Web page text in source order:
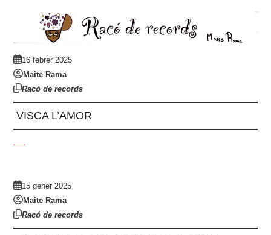
16 febrer 2025
Maite Rama
Racó de records
VISCA L’AMOR
15 gener 2025
Maite Rama
Racó de records